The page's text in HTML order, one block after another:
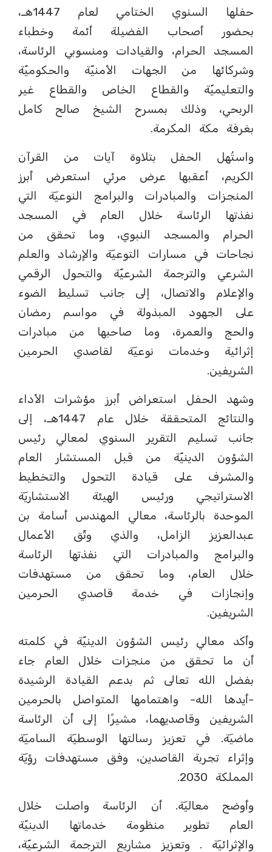
حفلها السنوي الختامي لعام 1447هـ،
بحضور أصحاب الفضيلة أئمة وخطباء
المسجد الحرام، والقيادات ومنسوبي الرئاسة،
وشركائها من الجهات الأمنيّة والحكوميّة
والتعليميّة والقطاع الخاص والقطاع غير
الربحي، وذلك بمسرح الشيخ صالح كامل
بغرفة مكة المكرمة.
واستُهل الحفل بتلاوة آيات من القرآن
الكريم، أعقبها عرض مرئي استعرض أبرز
المنجزات والمبادرات والبرامج النوعيٓة التي
نفذتها الرئاسة خلال العام في المسجد
الحرام والمسجد النبوي، وما تحقق من
نجاحات في مسارات التوعيٓة والإرشاد والعلم
الشرعي والترجمة الشرعيّة والتحول الرقمي
والإعلام والاتصال، إلى جانب تسليط الضوء
على الجهود المبذولة في مواسم رمضان
والحج والعمرة، وما صاحبها من مبادرات
إثرائية وخدمات نوعيٓة لقاصدي الحرمين
الشريفين.
وشهد الحفل استعراض أبرز مؤشرات الأداء
والنتائج المتحققة خلال عام 1447هـ، إلى
جانب تسليم التقرير السنوي لمعالي رئيس
الشؤون الدينيّة من قبل المستشار العام
والمشرف على قيادة التحول والتخطيط
الاستراتيجي ورئيس الهيئة الاستشاريٓة
الموحدة بالرئاسة، معالي المهندس أسامة بن
عبدالعزيز الزامل، والذي وثّق الأعمال
والبرامج والمبادرات التي نفذتها الرئاسة
خلال العام، وما تحقق من مستهدفات
وإنجازات في خدمة قاصدي الحرمين
الشريفين.
وأكد معالي رئيس الشؤون الدينيّة في كلمته
أن ما تحقق من منجزات خلال العام جاء
بفضل الله تعالى ثم بدعم القيادة الرشيدة
-أيدها الله- واهتمامها المتواصل بالحرمين
الشريفين وقاصديهما، مشيرًا إلى أن الرئاسة
ماضيٓة. في تعزيز رسالتها الوسطيٓة الساميٓة
وإثراء تجربة القاصدين، وفق مستهدفات رؤيٓة
المملكة 2030.
وأوضح معاليٓة. أن الرئاسة واصلت خلال
العام تطوير منظومة خدماتها الدينيّة
والإثرائيٓة . وتعزيز مشاريع الترجمة الشرعيّة،